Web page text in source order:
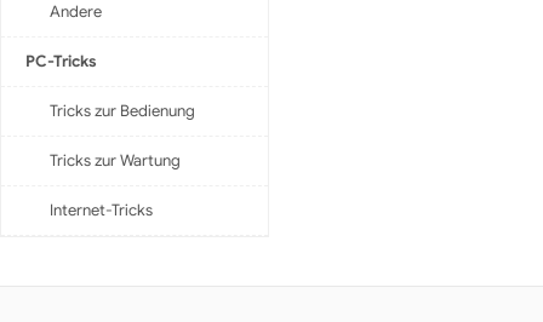
Andere
PC-Tricks
Tricks zur Bedienung
Tricks zur Wartung
Internet-Tricks